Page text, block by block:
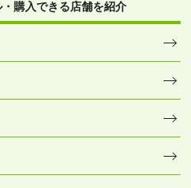
購入できる店舗を紹介